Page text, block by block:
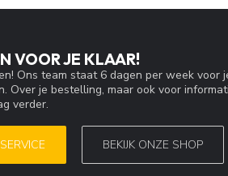
VOOR JE KLAAR!
Ons team staat 6 dagen per week voor
Over je bestelling, maar ook voor
verder.
BEKIJK ONZE SHOP